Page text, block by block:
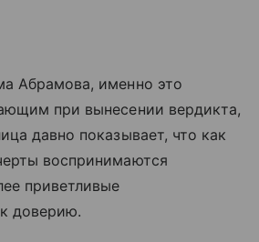
Абрамова, именно это
при вынесении вердикта,
давно показывает, что как
воспринимаются
приветливые
доверию.